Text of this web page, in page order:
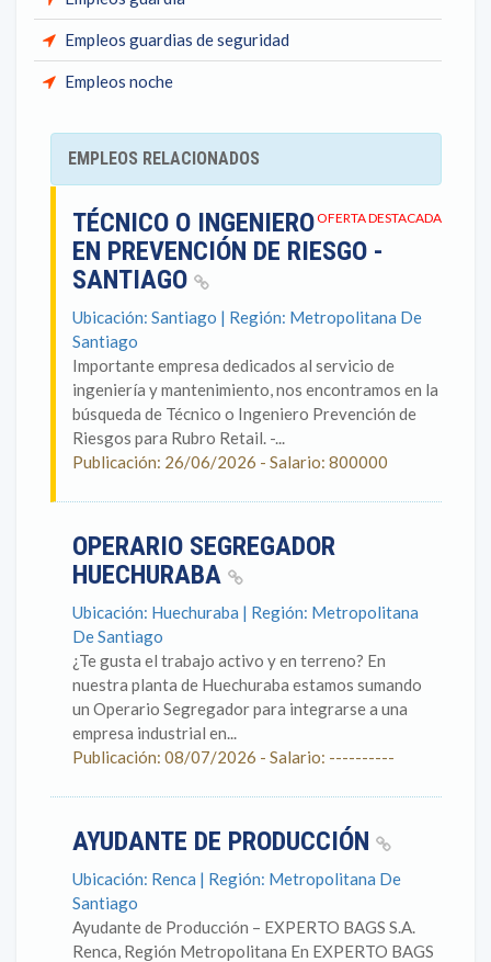
Empleos guardias de seguridad
Empleos noche
EMPLEOS RELACIONADOS
OFERTA DESTACADA
TÉCNICO O INGENIERO
EN PREVENCIÓN DE RIESGO -
SANTIAGO
Ubicación: Santiago | Región: Metropolitana De
Santiago
Importante empresa dedicados al servicio de
ingeniería y mantenimiento, nos encontramos en la
búsqueda de Técnico o Ingeniero Prevención de
Riesgos para Rubro Retail. -...
Publicación: 26/06/2026 - Salario: 800000
OPERARIO SEGREGADOR
HUECHURABA
Ubicación: Huechuraba | Región: Metropolitana
De Santiago
¿Te gusta el trabajo activo y en terreno? En
nuestra planta de Huechuraba estamos sumando
un Operario Segregador para integrarse a una
empresa industrial en...
Publicación: 08/07/2026 - Salario: ----------
AYUDANTE DE PRODUCCIÓN
Ubicación: Renca | Región: Metropolitana De
Santiago
Ayudante de Producción – EXPERTO BAGS S.A.
Renca, Región Metropolitana En EXPERTO BAGS